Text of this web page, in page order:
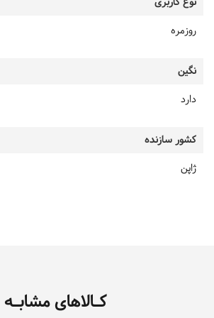
روزمره
نگین
دارد
کشور سازنده
ژاپن
کـالاهای مشابـه